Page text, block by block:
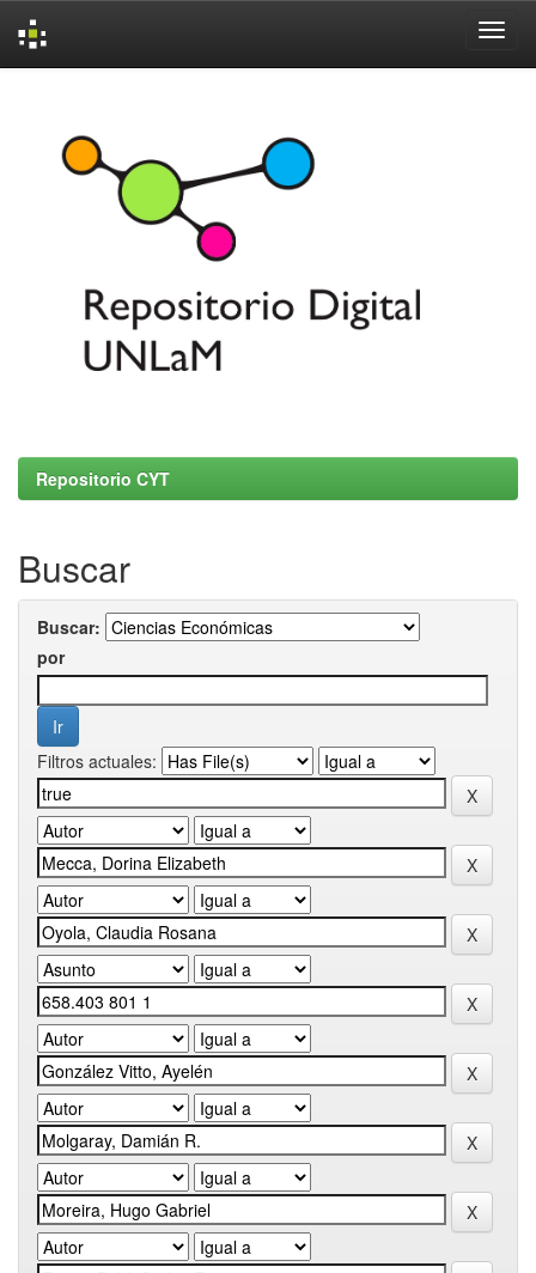
Repositorio CYT
Buscar
Buscar:
por
Filtros actuales: